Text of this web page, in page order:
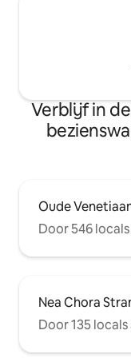
Verblijf in
Oude
Door 546
Nea Chora
Door 135